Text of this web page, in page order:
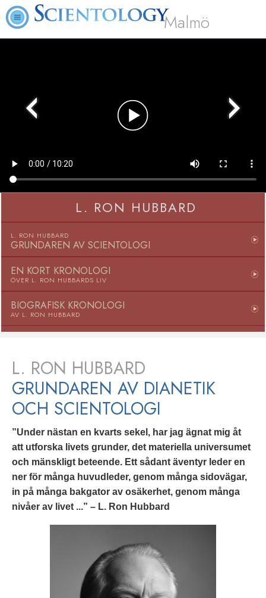
Malmö
L. RON HUBBARD
L. RON HUBBARD
GRUNDAREN AV SCIENTOLOGI
EN KORT KRONOLOGI
ÖVER L. RON HUBBARDS LIV
BIOGRAFISK KRONOLOGI
AV L. RON HUBBARD
Play
Video
L. RON HUBBARD
GRUNDAREN AV DIANETIK
OCH SCIENTOLOGI
”Under nästan en kvarts sekel, har jag ägnat mig åt
att utforska livets grunder, det materiella universumet
och mänskligt beteende. Ett sådant äventyr leder en
ner för många huvudleder, genom många sidovägar,
in på många bakgator av osäkerhet, genom många
nivåer av livet ...” – L. Ron Hubbard